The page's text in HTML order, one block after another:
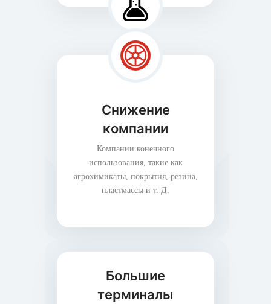
Снижение
компании
Компании конечного
использования, такие как
агрохимикаты, покрытия, резина,
пластмассы и т. Д.
Большие
терминалы